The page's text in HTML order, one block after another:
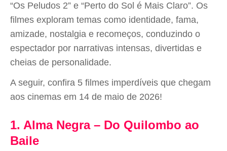
“Os Peludos 2” e “Perto do Sol é Mais Claro”. Os
filmes exploram temas como identidade, fama,
amizade, nostalgia e recomeços, conduzindo o
espectador por narrativas intensas, divertidas e
cheias de personalidade.
A seguir, confira 5 filmes imperdíveis que chegam
aos cinemas em 14 de maio de 2026!
1. Alma Negra – Do Quilombo ao
Baile